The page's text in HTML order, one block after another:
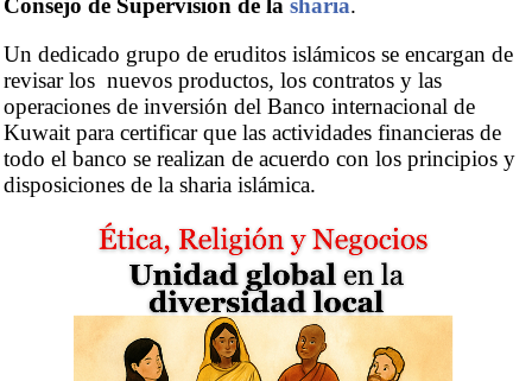
Consejo de Supervisión de la sharia.
Un dedicado grupo de eruditos islámicos se encargan de
revisar los nuevos productos, los contratos y las
operaciones de inversión del Banco internacional de
Kuwait para certificar que las actividades financieras de
todo el banco se realizan de acuerdo con los principios y
disposiciones de la sharia islámica.